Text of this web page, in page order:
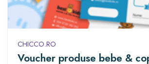
CHICCO.RO
Voucher produse bebe &